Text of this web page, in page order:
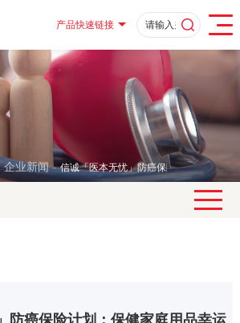
产品快速链接
企业新闻 · 信诚「医本无忧」防癌保险计划：保健家
防癌保险计划：保健家庭用品幸运